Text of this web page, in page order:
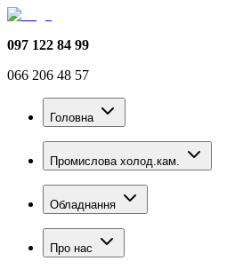
097 122 84 99
066 206 48 57
Головна
Промислова холод.кам.
Обладнання
Про нас